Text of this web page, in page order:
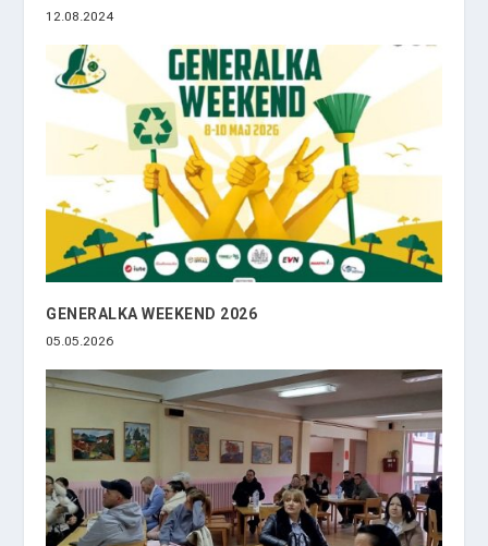
12.08.2024
GENERALKA WEEKEND 2026
05.05.2026